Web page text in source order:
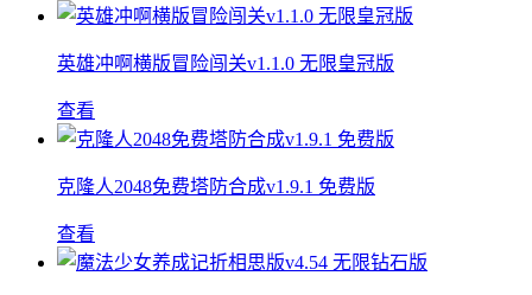
英雄冲啊横版冒险闯关v1.1.0 无限皇冠版
查看
克隆人2048免费塔防合成v1.9.1 免费版
查看